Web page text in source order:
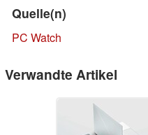
Quelle(n)
PC Watch
Verwandte Artikel